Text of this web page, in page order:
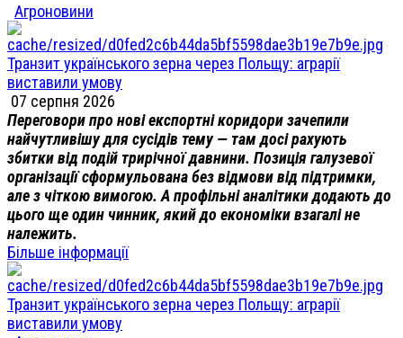
Агроновини
Транзит українського зерна через Польщу: аграрії
виставили умову
07 серпня 2026
Переговори про нові експортні коридори зачепили
найчутливішу для сусідів тему — там досі рахують
збитки від подій трирічної давнини. Позиція галузевої
організації сформульована без відмови від підтримки,
але з чіткою вимогою. А профільні аналітики додають до
цього ще один чинник, який до економіки взагалі не
належить.
Більше інформації
Транзит українського зерна через Польщу: аграрії
виставили умову